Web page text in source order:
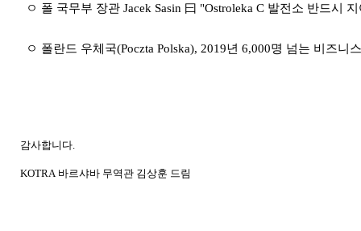
ㅇ 폴 국무부 장관 Jacek Sasin 曰 "Ostroleka C 발전소 반드시
ㅇ 폴란드 우체국(Poczta Polska), 2019년 6,000명 넘는 비즈니
감사합니다.
KOTRA 바르샤바 무역관 김상훈 드림